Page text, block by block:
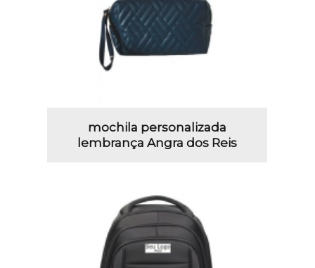
mochila personalizada
lembrança Angra dos Reis